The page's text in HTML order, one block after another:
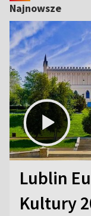
Najnowsze
Lublin
Kultury